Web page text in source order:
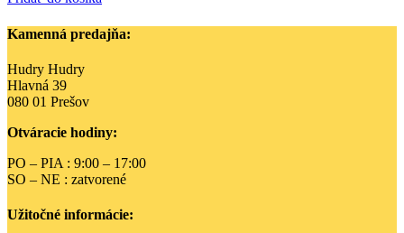
Kamenná predajňa:
Hudry Hudry
Hlavná 39
080 01 Prešov
Otváracie hodiny:
PO – PIA : 9:00 – 17:00
SO – NE : zatvorené
Užitočné informácie: